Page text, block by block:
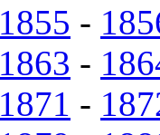
1855 -
1863 -
1871 -